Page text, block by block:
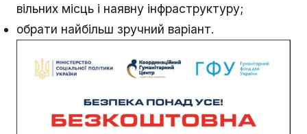
вільних місць і наявну інфраструктуру;
обрати найбільш зручний варіант.